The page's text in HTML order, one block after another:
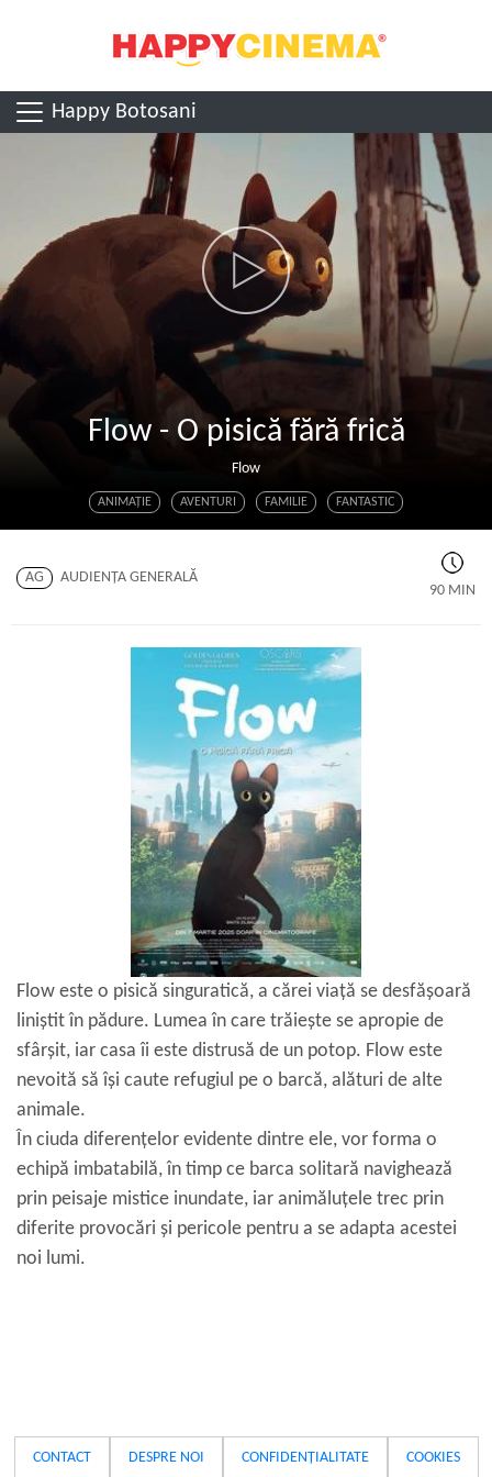
Happy Botosani
Flow - O pisică fără frică
Flow
ANIMAŢIE AVENTURI FAMILIE FANTASTIC
AG
AUDIENŢA GENERALĂ
90 MIN
Flow este o pisică singuratică, a cărei viață se desfășoară
liniștit în pădure. Lumea în care trăiește se apropie de
sfârșit, iar casa îi este distrusă de un potop. Flow este
nevoită să își caute refugiul pe o barcă, alături de alte
animale.
În ciuda diferențelor evidente dintre ele, vor forma o
echipă imbatabilă, în timp ce barca solitară navighează
prin peisaje mistice inundate, iar animăluțele trec prin
diferite provocări și pericole pentru a se adapta acestei
noi lumi.
CONTACT DESPRE NOI CONFIDENȚIALITATE COOKIES